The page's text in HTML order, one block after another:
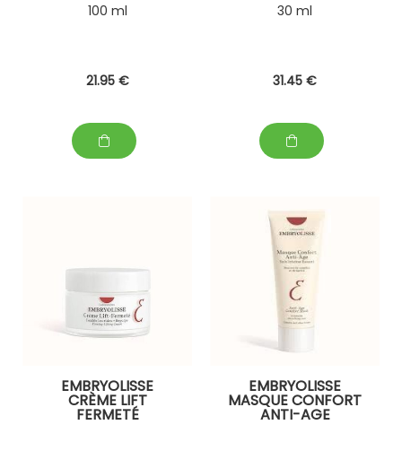
100 ml
21.95 €
30 ml
31.45 €
EMBRYOLISSE
CRÈME LIFT
FERMETÉ
EMBRYOLISSE
MASQUE CONFORT
ANTI-AGE